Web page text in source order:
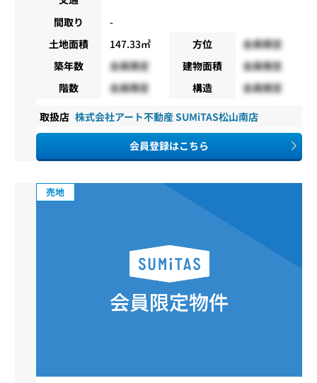
間取り
-
土地面積
147.33㎡ 方位
会員限定
築年数
会員限定 建物面積
会員限定
階数
会員限定 構造 会員限定
取扱店 株式会社アート不動産 SUMiTAS松山南店
会員登録はこちら
売地